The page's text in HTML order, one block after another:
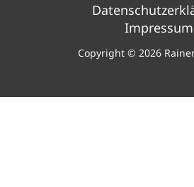
Impressum
Copyright © 2026